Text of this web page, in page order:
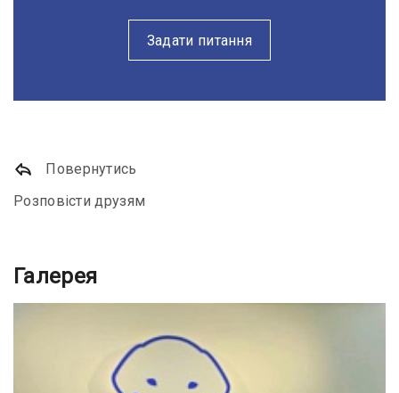
Задати питання
Повернутись
Розповісти друзям
Галерея